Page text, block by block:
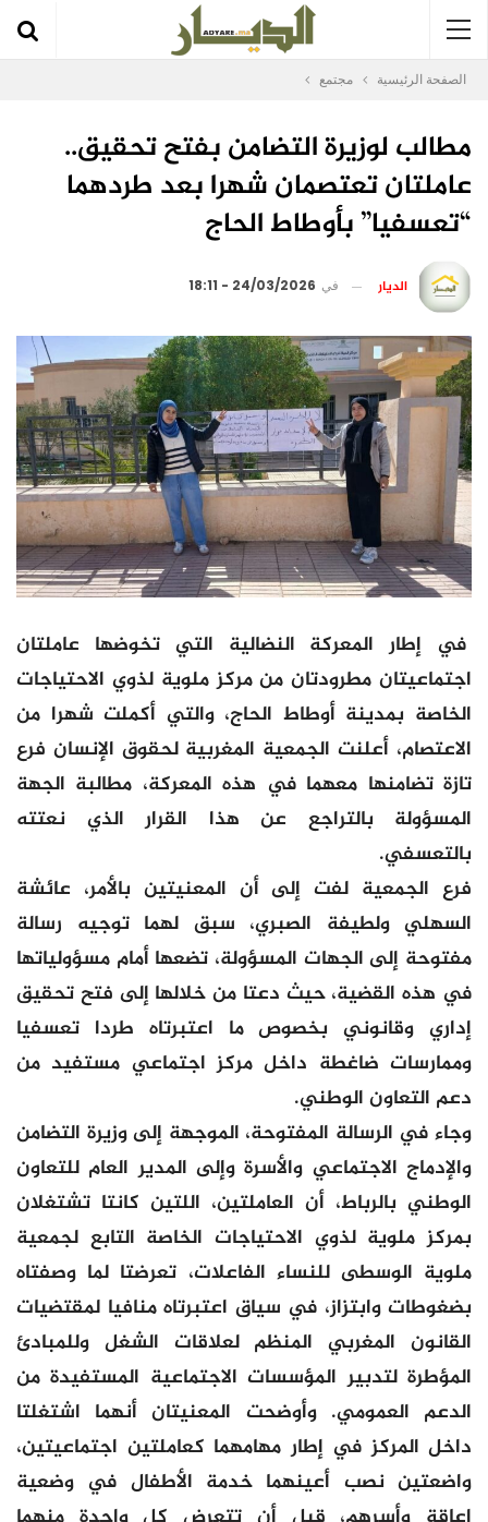
الصفحة الرئيسية مجتمع
مطالب لوزيرة التضامن بفتح تحقيق..
عاملتان تعتصمان شهرا بعد طردهما
“تعسفيا” بأوطاط الحاج
الديار في 24/03/2026 - 18:11
في إطار المعركة النضالية التي تخوضها عاملتان
اجتماعيتان مطرودتان من مركز ملوية لذوي الاحتياجات
الخاصة بمدينة أوطاط الحاج، والتي أكملت شهرا من
الاعتصام، أعلنت الجمعية المغربية لحقوق الإنسان فرع
تازة تضامنها معهما في هذه المعركة، مطالبة الجهة
المسؤولة بالتراجع عن هذا القرار الذي نعتته
بالتعسفي.
فرع الجمعية لفت إلى أن المعنيتين بالأمر، عائشة
السهلي ولطيفة الصبري، سبق لهما توجيه رسالة
مفتوحة إلى الجهات المسؤولة، تضعها أمام مسؤولياتها
في هذه القضية، حيث دعتا من خلالها إلى فتح تحقيق
إداري وقانوني بخصوص ما اعتبرتاه طردا تعسفيا
وممارسات ضاغطة داخل مركز اجتماعي مستفيد من
دعم التعاون الوطني.
وجاء في الرسالة المفتوحة، الموجهة إلى وزيرة التضامن
والإدماج الاجتماعي والأسرة وإلى المدير العام للتعاون
الوطني بالرباط، أن العاملتين، اللتين كانتا تشتغلان
بمركز ملوية لذوي الاحتياجات الخاصة التابع لجمعية
ملوية الوسطى للنساء الفاعلات، تعرضتا لما وصفتاه
بضغوطات وابتزاز، في سياق اعتبرتاه منافيا لمقتضيات
القانون المغربي المنظم لعلاقات الشغل وللمبادئ
المؤطرة لتدبير المؤسسات الاجتماعية المستفيدة من
الدعم العمومي. وأوضحت المعنيتان أنهما اشتغلتا
داخل المركز في إطار مهامهما كعاملتين اجتماعيتين،
واضعتين نصب أعينهما خدمة الأطفال في وضعية